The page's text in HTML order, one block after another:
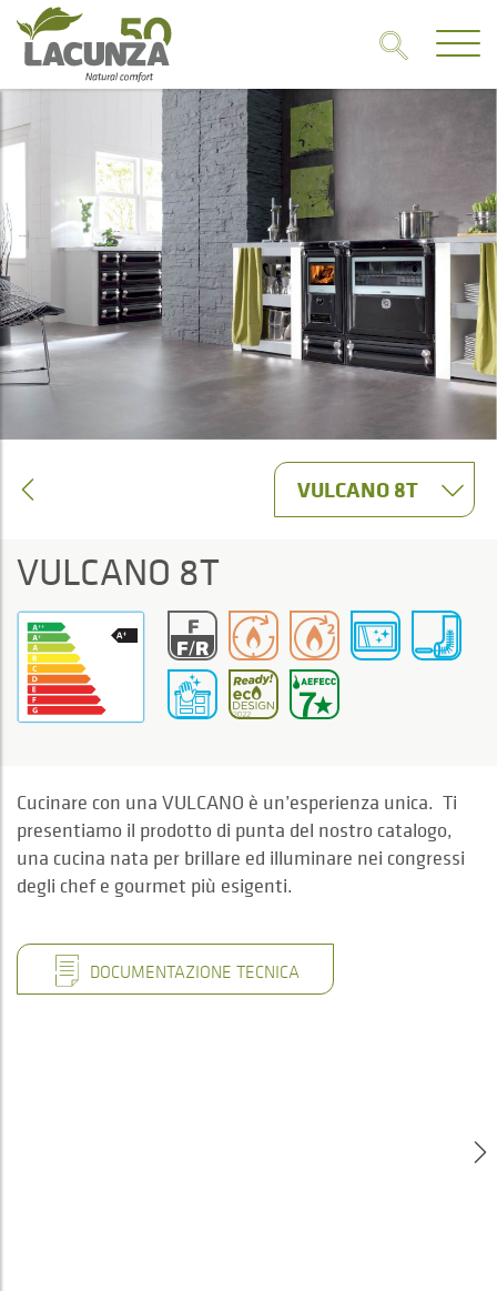
VULCANO 8T
VULCANO 8T
Cucinare con una VULCANO è un’esperienza unica. Ti
presentiamo il prodotto di punta del nostro catalogo,
una cucina nata per brillare ed illuminare nei congressi
degli chef e gourmet più esigenti.
DOCUMENTAZIONE TECNICA